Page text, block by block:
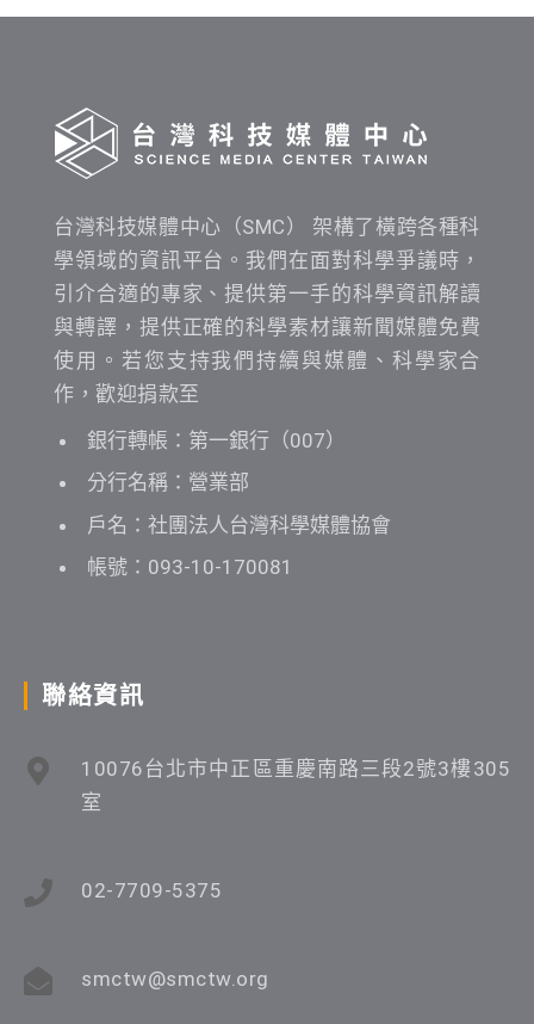
台灣科技媒體中心（SMC） 架構了橫跨各種科
學領域的資訊平台。我們在面對科學爭議時，
引介合適的專家、提供第一手的科學資訊解讀
與轉譯，提供正確的科學素材讓新聞媒體免費
使用。若您支持我們持續與媒體、科學家合
作，歡迎捐款至
銀行轉帳：第一銀行（007）
分行名稱：營業部
戶名：社團法人台灣科學媒體協會
帳號：093-10-170081
聯絡資訊
10076台北市中正區重慶南路三段2號3樓305
室
02-7709-5375
smctw@smctw.org